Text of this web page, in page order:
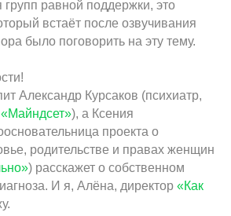
равной поддержки, это
встаёт после озвучивания
было поговорить на эту тему.
Александр Курсаков (психиатр,
«Майндсет»), а Ксения
проекта о
родительстве и правах женщин
) расскажет о собственном
И я, Алёна, директор «Как